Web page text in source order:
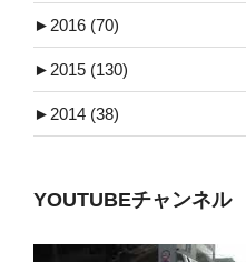
► 2016 (70)
► 2015 (130)
► 2014 (38)
YOUTUBEチャンネル